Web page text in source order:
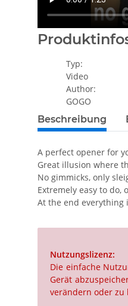
Typ:
Video
Author:
GOGO
Beschreibung
A perfect opener for
Great illusion where
No gimmicks, only
Extremely easy to
At the end everything
Nutzungslizenz:
Die einfache
Gerät
verändern oder